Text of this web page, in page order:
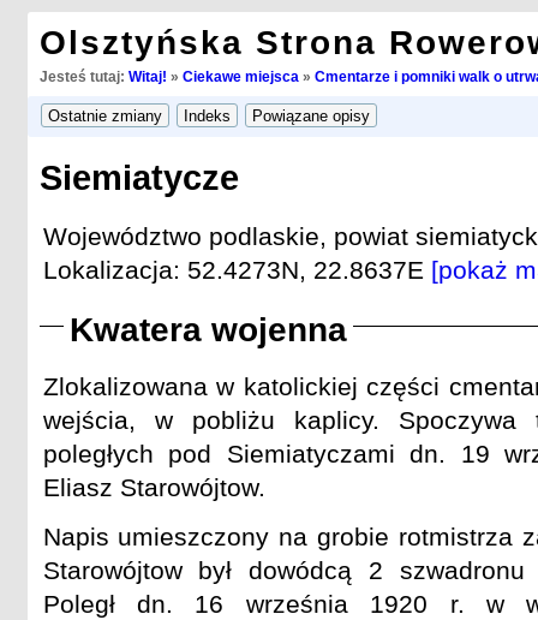
Olsztyńska Strona
Jesteś tutaj: Witaj! » Ciekawe miejsca » Cmentarze i pomniki walk o
Siemiatycze
Województwo podlaskie, powiat
Lokalizacja: 52.4273N, 22.8637E [pokaż
Kwatera wojenna
Zlokalizowana w katolickiej części
wejścia, w pobliżu kaplicy. Spoczywa
poległych pod Siemiatyczami dn. 19
Eliasz Starowójtow.
Napis umieszczony na grobie rotmistrza
Starowójtow był dowódcą 2
Poległ dn. 16 września 1920 r. w